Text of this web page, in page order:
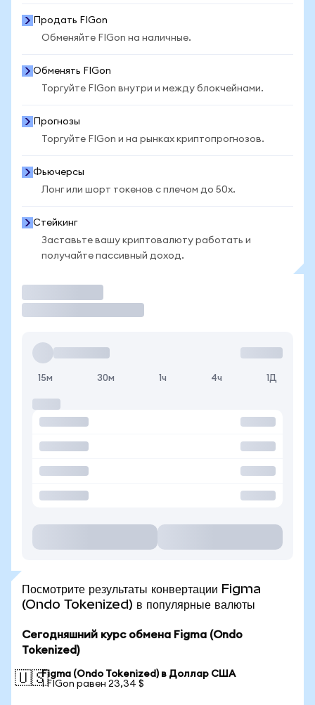
Продать FIGon
Обменяйте FIGon на наличные.
Обменять FIGon
Торгуйте FIGon внутри и между блокчейнами.
Прогнозы
Торгуйте FIGon и на рынках криптопрогнозов.
Фьючерсы
Лонг или шорт токенов с плечом до 50x.
Стейкинг
Заставьте вашу криптовалюту работать и
получайте пассивный доход.
15м 30м 1ч 4ч 1Д
Посмотрите результаты конвертации Figma
(Ondo Tokenized) в популярные валюты
Сегодняшний курс обмена Figma (Ondo
Tokenized)
🇺🇸Figma (Ondo Tokenized) в Доллар США
1 FIGon равен 23,34 $